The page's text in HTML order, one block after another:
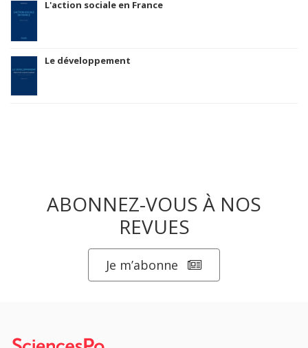
L'action sociale en France
Le développement
ABONNEZ-VOUS À NOS
REVUES
Je m’abonne